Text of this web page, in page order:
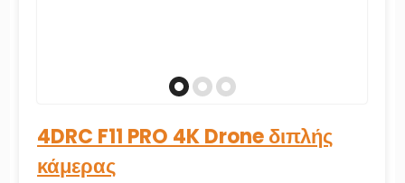
4DRC F11 PRO 4K Drone διπλής
κάμερας